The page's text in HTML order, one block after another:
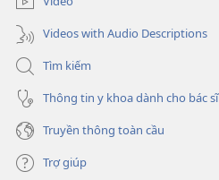
Videos with Audio Descriptions
Tìm kiếm
Thông tin y khoa dành cho bác sĩ
Truyền thông toàn cầu
Trợ giúp